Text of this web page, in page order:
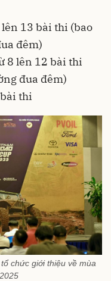
lên 13 bài thi (bao
đêm)
8 lên 12 bài thi
đua đêm)
thi
chức giới thiệu về mùa